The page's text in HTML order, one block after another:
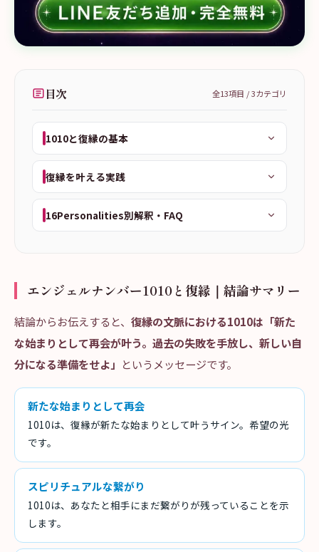
目次 全13項目 /3カテゴリ
1010と復縁の基本
復縁を叶える実践
16Personalities別解釈・FAQ
エンジェルナンバー1010と復縁｜結論サマリー
結論からお伝えすると、 復縁の文脈における1010は「新た
な始まりとして再会が叶う。過去の失敗を手放し、新しい自
分になる準備をせよ」 というメッセージです。
新たな始まりとして再会
1010は、復縁が新たな始まりとして叶うサイン。希望の光
です。
スピリチュアルな繋がり
1010は、あなたと相手にまだ繋がりが残っていることを示
します。